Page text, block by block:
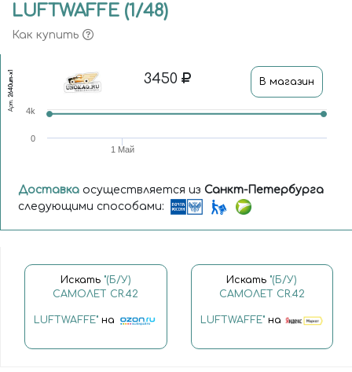
LUFTWAFFE (1/48)
Как купить
Арт.
2640ит-x1 3450 В магазин
1 Май
0
4k
Доставка осуществляется из Санкт-Петербурга
следующими способами:
Искать "(Б/У)
САМОЛЕТ CR.42
LUFTWAFFE" на
Искать "(Б/У)
САМОЛЕТ CR.42
LUFTWAFFE"на